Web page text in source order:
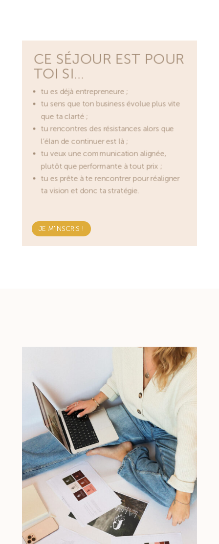
CE SÉJOUR EST POUR
TOI SI…
tu es déjà entrepreneure ;
tu sens que ton business évolue plus vite
que ta clarté ;
tu rencontres des résistances alors que
l’élan de continuer est là ;
tu veux une communication alignée,
plutôt que performante à tout prix ;
tu es prête à te rencontrer pour réaligner
ta vision et donc ta stratégie.
JE M'INSCRIS !